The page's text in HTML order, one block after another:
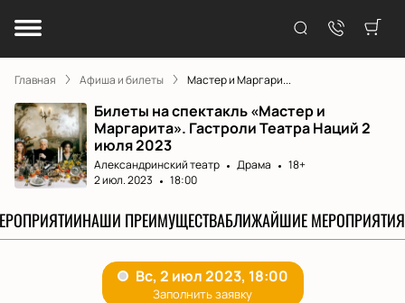
Главная Афиша и билеты Мастер и Маргари...
Билеты на спектакль «Мастер и
Маргарита». Гастроли Театра Наций 2
июля 2023
Александринский театр Драма
18+
2 июл. 2023
18:00
НАШИ ПРЕИМУЩЕСТВАБЛИЖАЙШИЕ МЕРОПРИЯТИЯ